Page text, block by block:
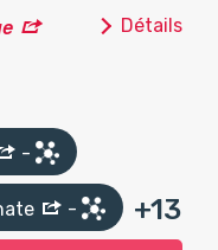
Détails
-
- +13